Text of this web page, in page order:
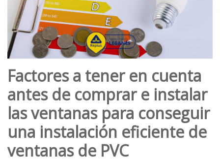
Factores a tener en cuenta
antes de comprar e instalar
las ventanas para conseguir
una instalación eficiente de
ventanas de PVC